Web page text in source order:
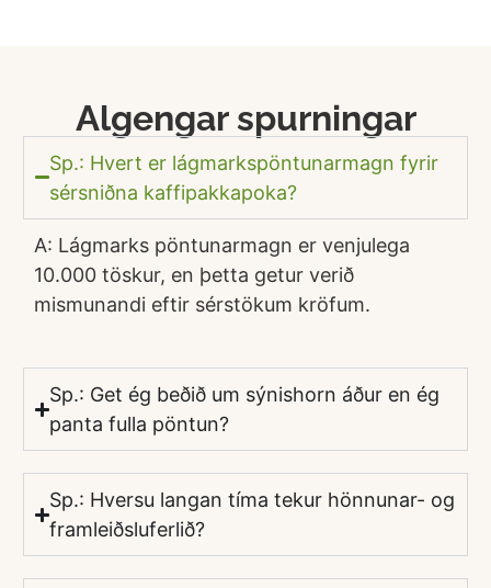
Algengar spurningar
Sp.: Hvert er lágmarkspöntunarmagn fyrir
sérsniðna kaffipakkapoka?
A: Lágmarks pöntunarmagn er venjulega
10.000 töskur, en þetta getur verið
mismunandi eftir sérstökum kröfum.
Sp.: Get ég beðið um sýnishorn áður en ég
panta fulla pöntun?
Sp.: Hversu langan tíma tekur hönnunar- og
framleiðsluferlið?